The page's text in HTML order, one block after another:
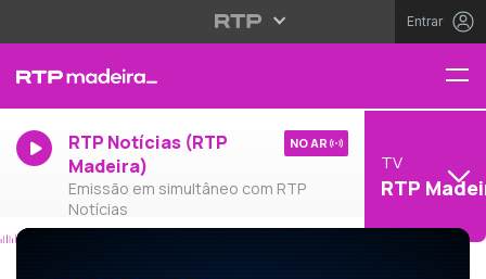
Entrar
RTP Notícias (RTP
Madeira)
Emissão em simultâneo com RTP
Notícias
NO AR
TV
RTP